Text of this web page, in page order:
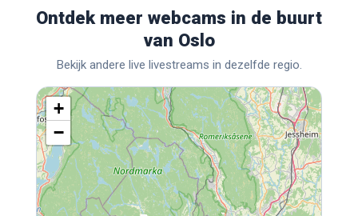
Ontdek meer webcams in de buurt
van Oslo
Bekijk andere live livestreams in dezelfde regio.
+
−